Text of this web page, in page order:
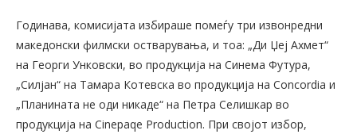
Годинава, комисијата избираше помеѓу три извонредни
македонски филмски остварувања, и тоа: „Ди Џеј Ахмет“
на Георги Унковски, во продукција на Синема Футура,
„Силјан“ на Тамара Котевска во продукција на Concordia и
„Планината не оди никаде“ на Петра Селишкар во
продукција на Cinepaqe Production. При својот избор,